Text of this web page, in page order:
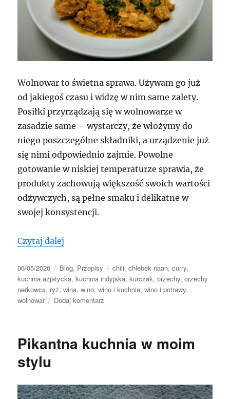
Wolnowar to świetna sprawa. Używam go już
od jakiegoś czasu i widzę w nim same zalety.
Posiłki przyrządzają się w wolnowarze w
zasadzie same – wystarczy, że włożymy do
niego poszczególne składniki, a urządzenie już
się nimi odpowiednio zajmie. Powolne
gotowanie w niskiej temperaturze sprawia, że
produkty zachowują większość swoich wartości
odżywczych, są pełne smaku i delikatne w
swojej konsystencji.
Czytaj dalej
Data
publikacji
06/05/2020 Kategorie
Blog, Przepisy Tagi
chili,chlebek naan,curry,
kuchnia azjatycka,kuchnia indyjska,kurczak,orzechy,orzechy
nerkowca, ryż,wina,wino,wino i kuchnia,wino i potrawy,
wolnowar
Dodaj komentarz
–
z
orzechów
Pikantna kuchnia w moim
stylu